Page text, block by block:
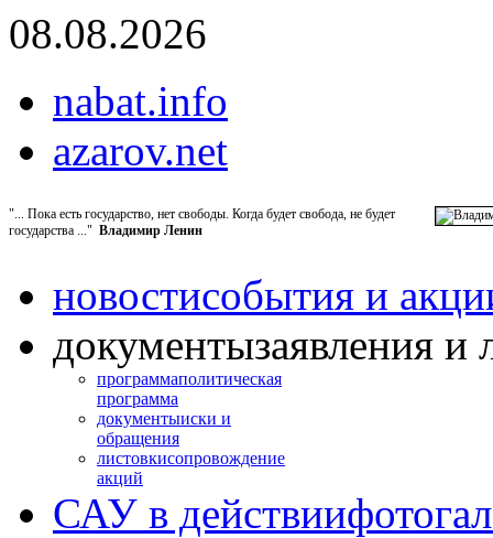
08.08.2026
nabat.info
azarov.net
"... Пока есть государство, нет свободы. Когда будет свобода, не будет
государства ..." Владимир Ленин
новостисобытия и
документызаявления и
программаполитическая
программа
документыиски и
обращения
листовкисопровождение
акций
САУ в действии